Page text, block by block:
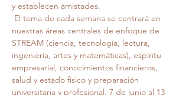
y establecen amistades.
nuestras áreas centrales de enfoque de
STREAM (ciencia, tecnología, lectura,
ingeniería, artes y matemáticas), espíritu
empresarial, conocimientos financieros,
salud y estado físico y preparación
universitaria y profesional. 7 de junio al 13